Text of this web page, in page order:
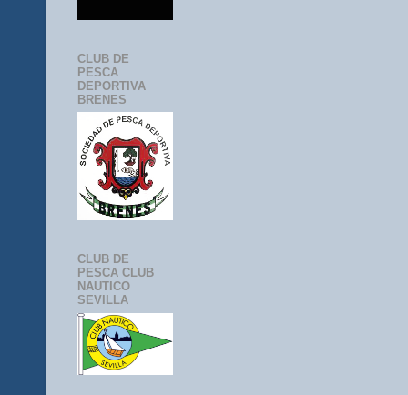
CLUB DE
PESCA
DEPORTIVA
BRENES
CLUB DE
PESCA CLUB
NAUTICO
SEVILLA